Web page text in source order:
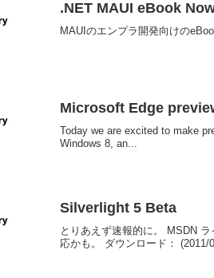
.NET MAUI eBook
MAUIのエンプラ開発向けの
Microsoft Edge
Today we are excited to make
Windows 8, an...
Silverlight 5 Beta
とりあえず速報的に。 MSDN
応かも。 ダウンロード： (2011/